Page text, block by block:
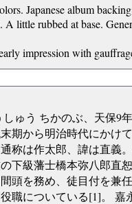
Japanese album
little rubbed at base.
impression with
ゅう ちかのぶ、天保9
期から明治時代にかけ
称は作太郎、諱は直義
の下級藩士橋本弥八郎直
頭を務め、徒目付を兼
役職についている[1]。